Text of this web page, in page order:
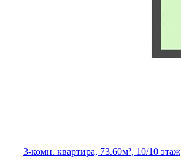
3-комн. квартира, 73.60м², 10/10 этаж